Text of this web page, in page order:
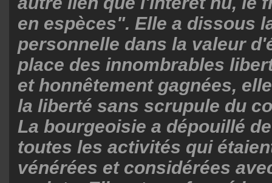
en espèces". Elle a dissous
personnelle dans la valeur
place des innombrables
et honnêtement gagnées,
la liberté sans scrupule du
La bourgeoisie a dépouillé
toutes les activités qui
vénérées et considérées